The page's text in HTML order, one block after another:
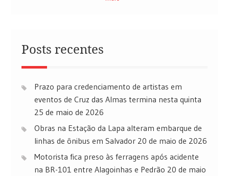
Posts recentes
Prazo para credenciamento de artistas em
eventos de Cruz das Almas termina nesta quinta
25 de maio de 2026
Obras na Estação da Lapa alteram embarque de
linhas de ônibus em Salvador 20 de maio de 2026
Motorista fica preso às ferragens após acidente
na BR-101 entre Alagoinhas e Pedrão 20 de maio